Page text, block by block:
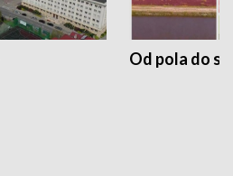
Od pola do